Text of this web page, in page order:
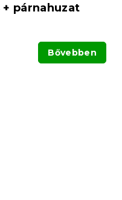
+ párnahuzat
Bővebben